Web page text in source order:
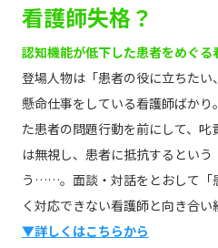
看護師失格？
認知機能が低下した患者をめぐる
登場人物は「患者の役に立ちた
懸命仕事をしている看護師ばか
た患者の問題行動を前にして、
は無視し、患者に抵抗するとい
う……。面談・対話をとおして「
く対応できない看護師と向き合い
▼詳しくはこちらから